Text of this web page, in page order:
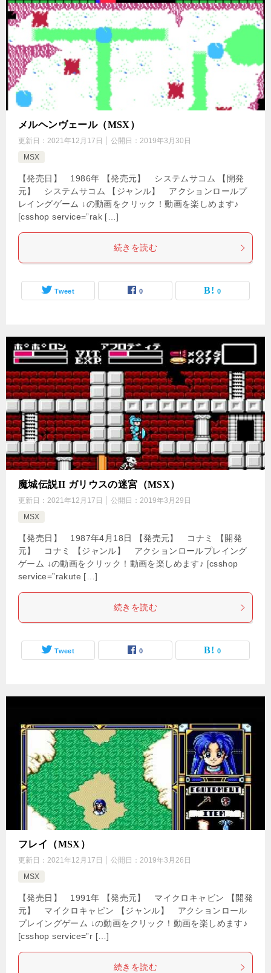
メルヘンヴェール（MSX）
更新日： 2021年12月17日 公開日： 2019年3月30日
MSX
【発売日】 1986年 【発売元】 システムサコム 【開発
元】 システムサコム 【ジャンル】 アクションロールプ
レイングゲーム ↓の動画をクリック！動画を楽しめます♪
[csshop service=”rak […]
続きを読む
Tweet 0 0
魔城伝説II ガリウスの迷宮（MSX）
更新日： 2021年12月17日 公開日： 2019年3月29日
MSX
【発売日】 1987年4月18日 【発売元】 コナミ 【開発
元】 コナミ 【ジャンル】 アクションロールプレイング
ゲーム ↓の動画をクリック！動画を楽しめます♪ [csshop
service=”rakute […]
続きを読む
Tweet 0 0
フレイ（MSX）
更新日： 2021年12月17日 公開日： 2019年3月26日
MSX
【発売日】 1991年 【発売元】 マイクロキャビン 【開発
元】 マイクロキャビン 【ジャンル】 アクションロール
プレイングゲーム ↓の動画をクリック！動画を楽しめます♪
[csshop service=”r […]
続きを読む